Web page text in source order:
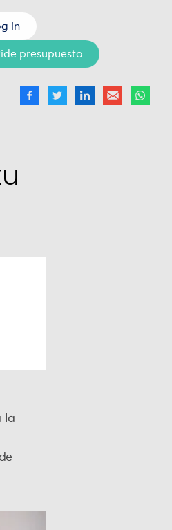
in
presupuesto
la